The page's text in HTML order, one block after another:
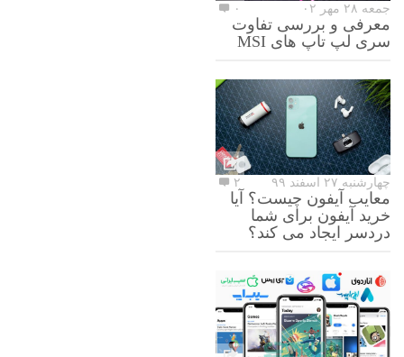
جمعه ۲۸ مهر ۰۲ ۰
معرفی و بررسی تفاوت
سری لپ تاپ های MSI
چهارشنبه ۲۷ اسفند ۹۹ ۲
معایب آیفون چیست؟ آیا
خرید آیفون برای شما
دردسر ایجاد می کند؟